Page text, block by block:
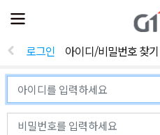
전
체
뉴
열
로그인 아이디/비밀번호 찾기